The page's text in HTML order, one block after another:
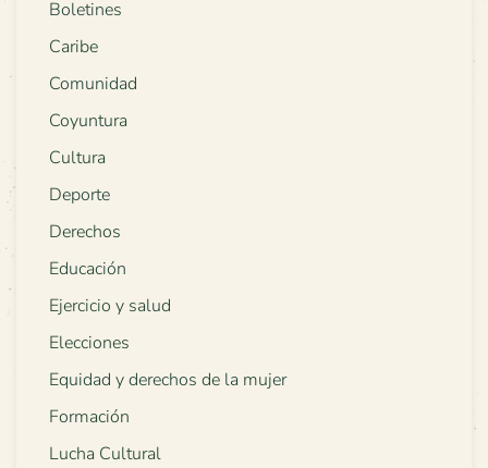
Boletines
Caribe
Comunidad
Coyuntura
Cultura
Deporte
Derechos
Educación
Ejercicio y salud
Elecciones
Equidad y derechos de la mujer
Formación
Lucha Cultural